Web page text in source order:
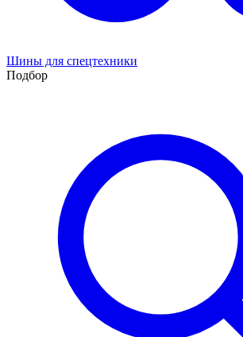
Шины для спецтехники
Подбор